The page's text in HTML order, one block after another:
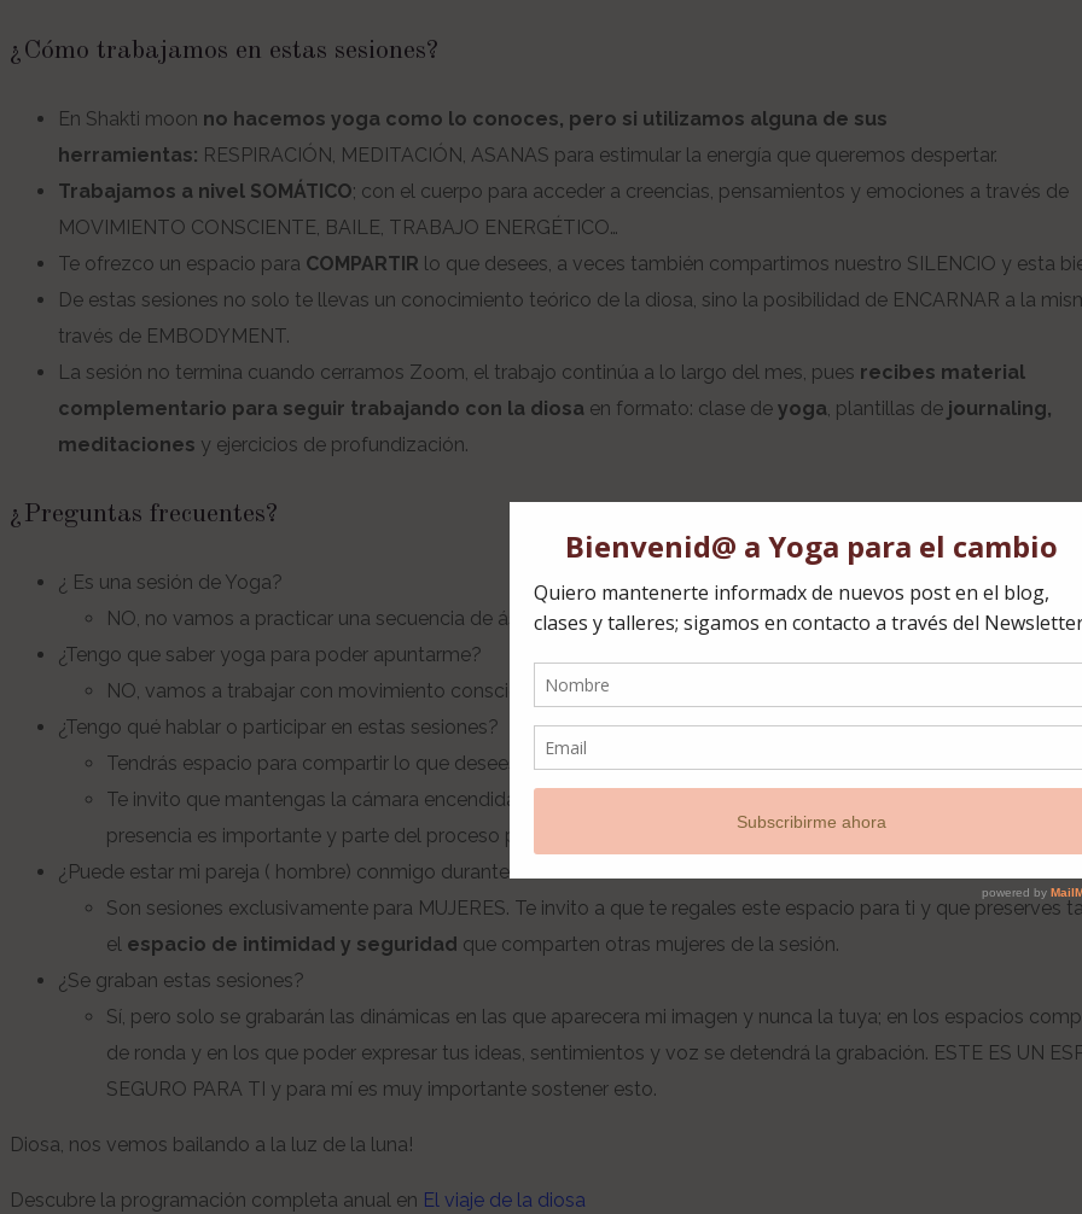
¿Cómo trabajamos en estas sesiones?
En Shakti moon no hacemos yoga como lo conoces, pero si utilizamos alguna de sus
herramientas: RESPIRACIÓN, MEDITACIÓN, ASANAS para estimular la energía que queremos despertar.
Trabajamos a nivel SOMÁTICO; con el cuerpo para acceder a creencias, pensamientos y emociones a través de
MOVIMIENTO CONSCIENTE, BAILE, TRABAJO ENERGÉTICO…
Te ofrezco un espacio para COMPARTIR lo que desees, a veces también compartimos nuestro SILENCIO y esta
De estas sesiones no solo te llevas un conocimiento teórico de la diosa, sino la posibilidad de ENCARNAR a la
través de EMBODYMENT.
La sesión no termina cuando cerramos Zoom, el trabajo continúa a lo largo del mes, pues recibes material
complementario para seguir trabajando con la diosa en formato: clase de yoga , plantillas de journaling,
meditaciones y ejercicios de profundización.
¿Preguntas frecuentes?
¿ Es una sesión de Yoga?
NO, no vamos a practicar una secuencia de ásanas, pero sí vamos a utilizar recursos y herramientas de Yoga.
¿Tengo que saber yoga para poder apuntarme?
NO, vamos a trabajar con movimiento consciente que TODAS podemos hacer.
¿Tengo qué hablar o participar en estas sesiones?
Tendrás espacio para compartir lo que desees, aunque el silencio también es bien recibido.
Te invito que mantengas la cámara encendida para poder compartirnos aunque sea desde este silencio, pero
presencia es importante y parte del proceso para trabajar con tus miedos, vergüenzas e inseguridades.
¿Puede estar mi pareja ( hombre) conmigo durante la sesión?
Son sesiones exclusivamente para MUJERES. Te invito a que te regales este espacio para ti y que preserves
el espacio de intimidad y seguridad que comparten otras mujeres de la sesión.
¿Se graban estas sesiones?
Sí, pero solo se grabarán las dinámicas en las que aparecera mi imagen y nunca la tuya; en los espacios
de ronda y en los que poder expresar tus ideas, sentimientos y voz se detendrá la grabación. ESTE ES UN
SEGURO PARA TI y para mí es muy importante sostener esto.
Diosa, nos vemos bailando a la luz de la luna!
Descubre la programación completa anual en El viaje de la diosa